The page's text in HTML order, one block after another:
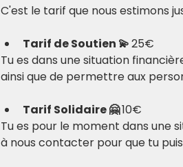
C'est le tarif que nous estimons
Tarif de Soutien 💫 25€
Tu es dans une situation
ainsi que de permettre aux
Tarif Solidaire 🤗 10€
Tu es pour le moment dans une
à nous contacter pour que tu